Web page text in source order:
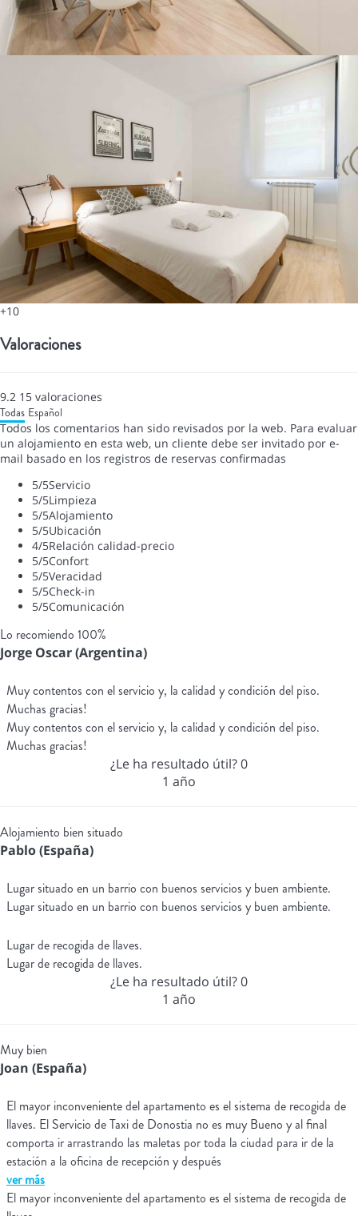
+10
Valoraciones
9.2 15 valoraciones
Todas Español
Todos los comentarios han sido revisados por la web. Para evaluar
un alojamiento en esta web, un cliente debe ser invitado por e-
mail basado en los registros de reservas confirmadas
5/5Servicio
5/5Limpieza
5/5Alojamiento
5/5Ubicación
4/5Relación calidad-precio
5/5Confort
5/5Veracidad
5/5Check-in
5/5Comunicación
Lo recomiendo 100%
Jorge Oscar (Argentina)
Muy contentos con el servicio y, la calidad y condición del piso.
Muchas gracias!
Muy contentos con el servicio y, la calidad y condición del piso.
Muchas gracias!
¿Le ha resultado útil?0
1 año
Alojamiento bien situado
Pablo (España)
Lugar situado en un barrio con buenos servicios y buen ambiente.
Lugar situado en un barrio con buenos servicios y buen ambiente.
Lugar de recogida de llaves.
Lugar de recogida de llaves.
¿Le ha resultado útil?0
1 año
Muy bien
Joan (España)
El mayor inconveniente del apartamento es el sistema de recogida de
llaves. El Servicio de Taxi de Donostia no es muy Bueno y al final
comporta ir arrastrando las maletas por toda la ciudad para ir de la
estación a la oficina de recepción y después
ver más
El mayor inconveniente del apartamento es el sistema de recogida de